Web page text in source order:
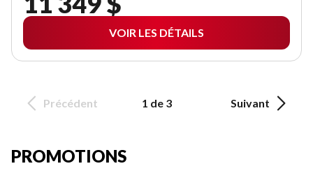
VOIR LES DÉTAILS
Précédent 1 de 3 Suivant
PROMOTIONS